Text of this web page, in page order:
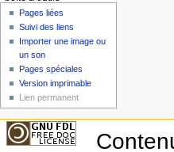
Pages liées
Suivi des liens
Importer une image ou
un son
Pages spéciales
Version imprimable
Lien permanent